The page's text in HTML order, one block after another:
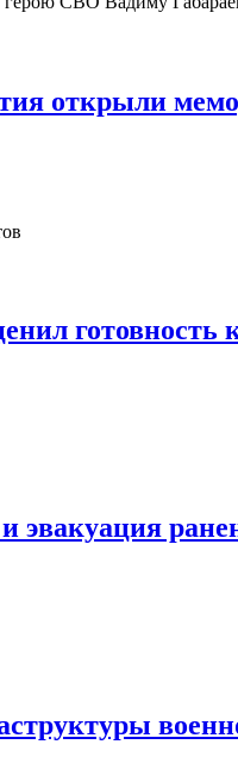
открыли
готовность
эвакуация